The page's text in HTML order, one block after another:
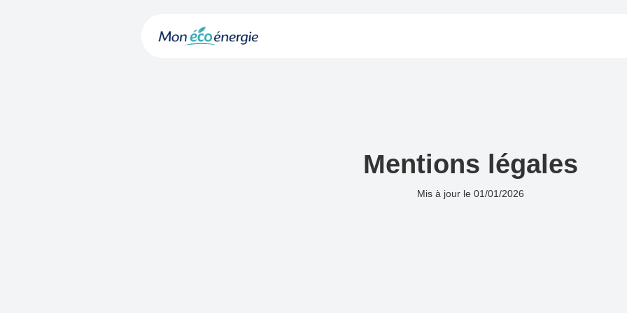
Mentions légales
Mis à jour le 01/01/2026